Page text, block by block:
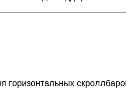
горизонтальных